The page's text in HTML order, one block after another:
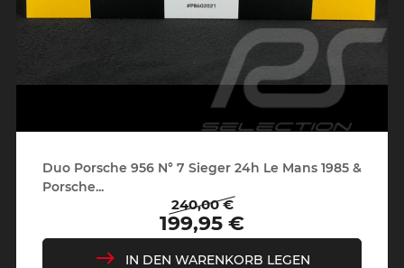
Duo Porsche 956 N° 7 Sieger 24h Le Mans 1985 &
Porsche...
Regulärer
Preis
240,00 €
Preis
199,95 €
IN DEN WARENKORB LEGEN